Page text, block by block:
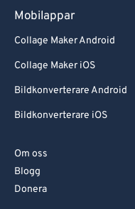
Mobilappar
Collage Maker Android
Collage Maker iOS
Bildkonverterare Android
Bildkonverterare iOS
Om oss
Blogg
Donera